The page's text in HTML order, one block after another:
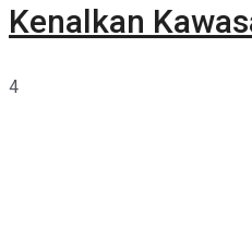
Kenalkan
4